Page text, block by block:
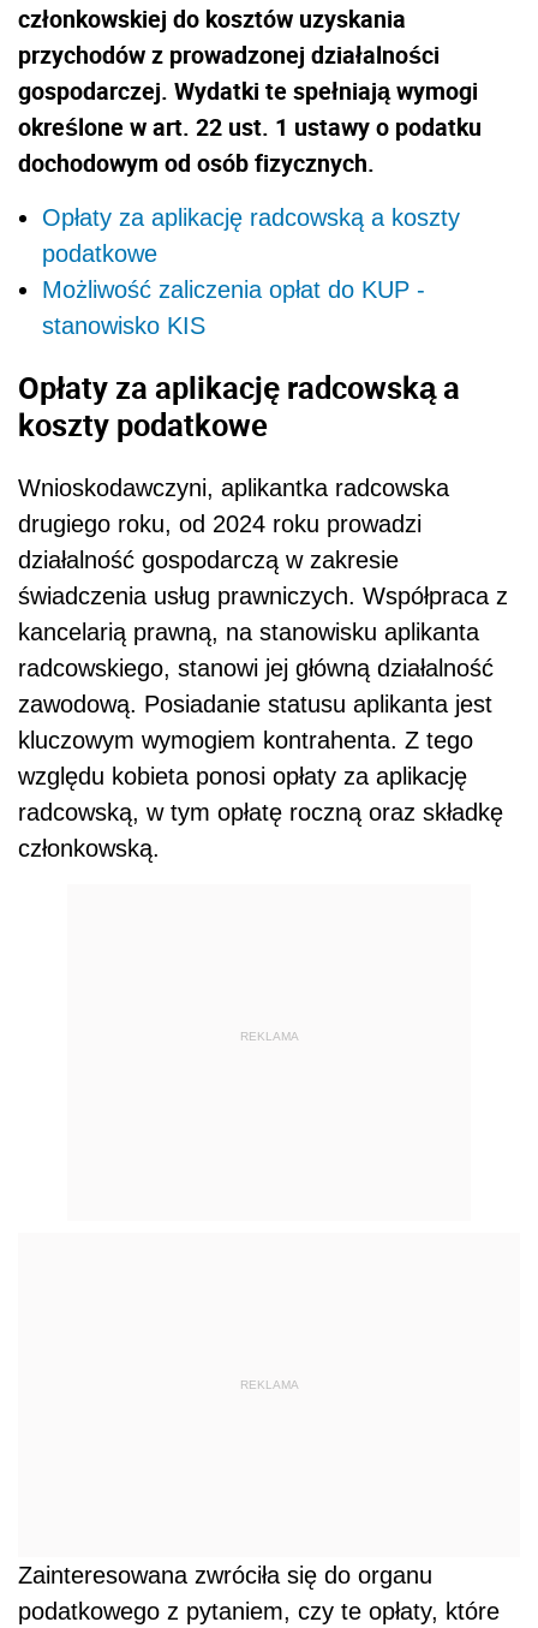
członkowskiej do kosztów uzyskania
przychodów z prowadzonej działalności
gospodarczej. Wydatki te spełniają wymogi
określone w art. 22 ust. 1 ustawy o podatku
dochodowym od osób fizycznych.
Opłaty za aplikację radcowską a koszty
podatkowe
Możliwość zaliczenia opłat do KUP -
stanowisko KIS
Opłaty za aplikację radcowską a
koszty podatkowe
Wnioskodawczyni, aplikantka radcowska
drugiego roku, od 2024 roku prowadzi
działalność gospodarczą w zakresie
świadczenia usług prawniczych. Współpraca z
kancelarią prawną, na stanowisku aplikanta
radcowskiego, stanowi jej główną działalność
zawodową. Posiadanie statusu aplikanta jest
kluczowym wymogiem kontrahenta. Z tego
względu kobieta ponosi opłaty za aplikację
radcowską, w tym opłatę roczną oraz składkę
członkowską.
REKLAMA
REKLAMA
Zainteresowana zwróciła się do organu
podatkowego z pytaniem, czy te opłaty, które